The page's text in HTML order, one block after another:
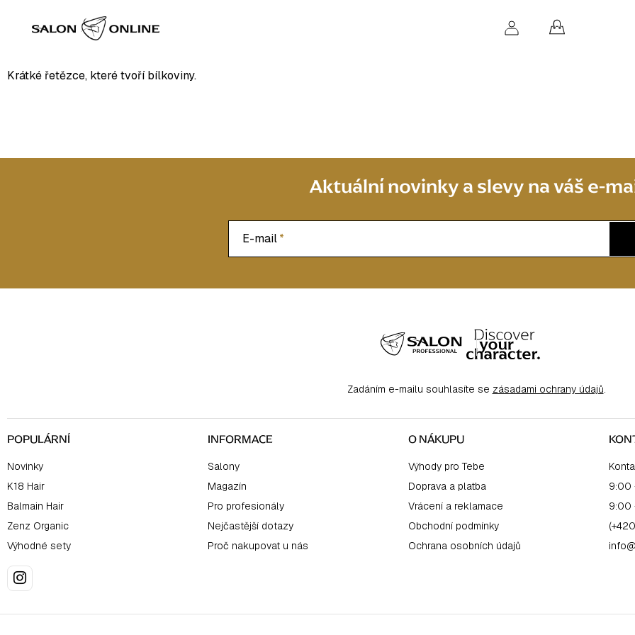
NÁKUPNÍ
KOŠÍK
PEPTID
Krátké řetězce, které tvoří bílkoviny.
Aktuální novinky a slevy na váš e-
E-mail
Zadáním e-mailu souhlasíte se zásadami ochrany údajů.
POPULÁRNÍ
Novinky
K18 Hair
Balmain Hair
Zenz Organic
Výhodné sety
INFORMACE
Salony
Magazín
Pro profesionály
Nejčastější dotazy
Proč nakupovat u nás
O NÁKUPU
Výhody pro Tebe
Doprava a platba
Vrácení a reklamace
Obchodní podmínky
Ochrana osobních údajů
9:00
9:00